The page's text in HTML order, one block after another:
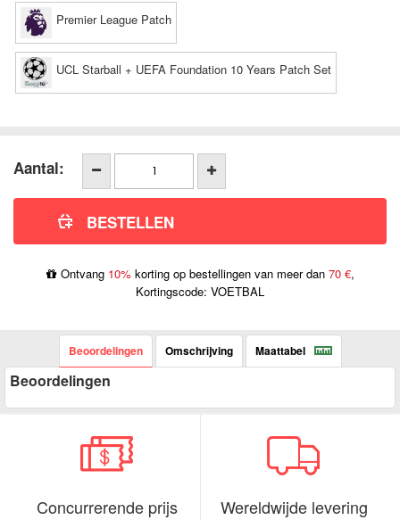
Premier League Patch
UCL Starball + UEFA Foundation 10 Years Patch Set
Aantal:
Ontvang 10% korting op bestellingen van meer dan 70 €,
Kortingscode: VOETBAL
Beoordelingen Omschrijving Maattabel
Beoordelingen
Concurrerende prijs Wereldwijde levering